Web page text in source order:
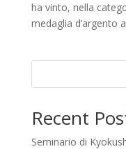
ha vinto, nella
medaglia d’argento
Recent
Seminario di